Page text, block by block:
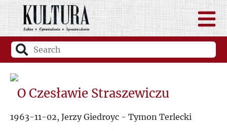
O Czesławie Straszewiczu
1963-11-02, Jerzy Giedroyc - Tymon Terlecki